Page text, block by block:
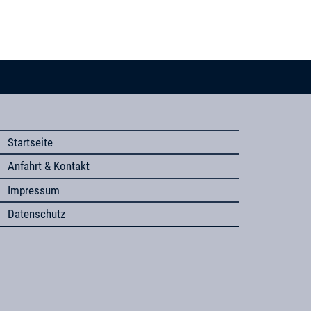
Startseite
Anfahrt & Kontakt
Impressum
Datenschutz